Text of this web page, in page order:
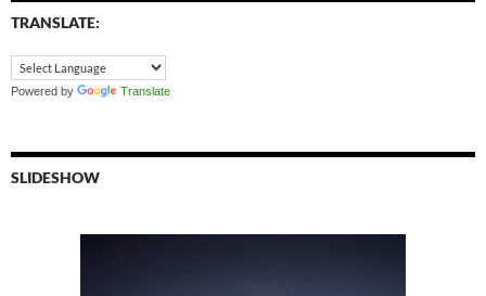
TRANSLATE:
Powered by Translate
SLIDESHOW